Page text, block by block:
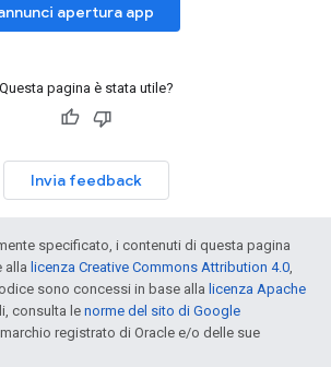
apertura app
Questa pagina è stata utile?
Invia feedback
specificato, i contenuti di questa pagina
alla licenza Creative Commons Attribution 4.0
sono concessi in base alla licenza Apache
consulta lenorme del sito di Google
marchio registrato di Oracle e/o delle sue